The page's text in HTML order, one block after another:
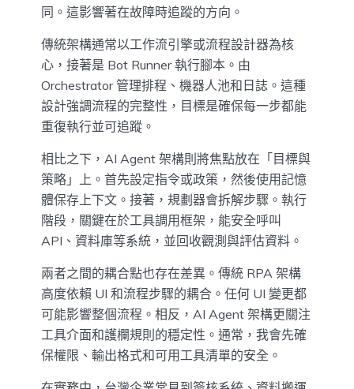
同。這影響著在故障時追蹤的方向。
傳統架構通常以工作流引擎或流程設計器為核
心，接著是 Bot Runner 執行腳本。由
Orchestrator 管理排程、機器人池和日誌。這種
設計強調流程的完整性，目標是確保每一步都能
重復執行並可追蹤。
相比之下，AI Agent 架構則將焦點放在「目標與
策略」上。首先設定指令或政策，然後使用記憶
體保存上下文。接著，規劃器會拆解步驟。執行
階段，關鍵在於工具調用框架，能安全呼叫
API、資料庫等系統，並回收觀測與評估資料。
兩者之間的耦合點也存在差異。傳統 RPA 架構
高度依賴 UI 和流程步驟的耦合。任何 UI 變更都
可能影響整個流程。相反，AI Agent 架構更關注
工具介面和護欄規則的穩定性。通常，我會先確
保權限、輸出格式和可用工具清單的安全。